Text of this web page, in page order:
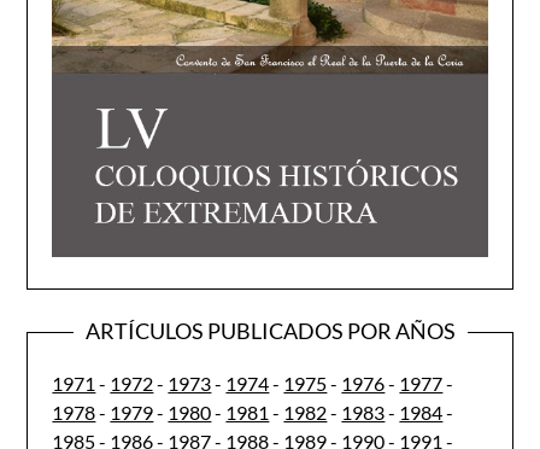
ARTÍCULOS PUBLICADOS POR AÑOS
1971 - 1972- 1973- 1974- 1975- 1976- 1977-
1978- 1979- 1980- 1981 - 1982- 1983- 1984-
1985- 1986- 1987- 1988- 1989- 1990- 1991 -